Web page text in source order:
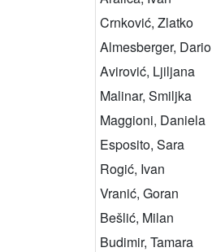
Crnković, Zlatko
Almesberger, Dario
Avirović, Ljiljana
Malinar, Smiljka
Maggioni, Daniela
Esposito, Sara
Rogić, Ivan
Vranić, Goran
Bešlić, Milan
Budimir, Tamara